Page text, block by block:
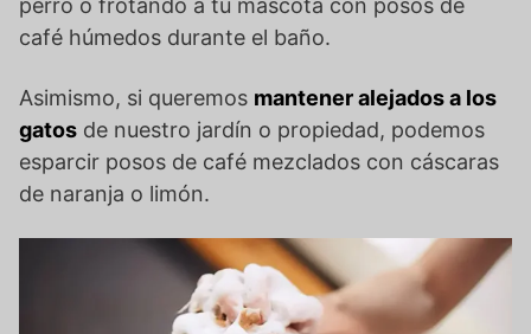
perro o frotando a tu mascota con posos de
café húmedos durante el baño.
Asimismo, si queremos mantener alejados a los
gatos de nuestro jardín o propiedad, podemos
esparcir posos de café mezclados con cáscaras
de naranja o limón.